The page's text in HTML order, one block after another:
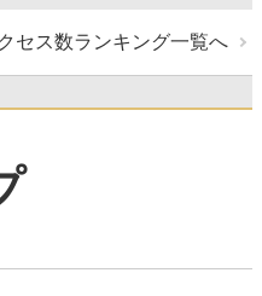
セス数ランキング一覧へ